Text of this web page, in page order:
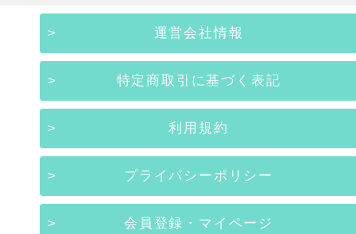
運営会社情報
特定商取引に基づく表記
利用規約
プライバシーポリシー
会員登録・マイページ